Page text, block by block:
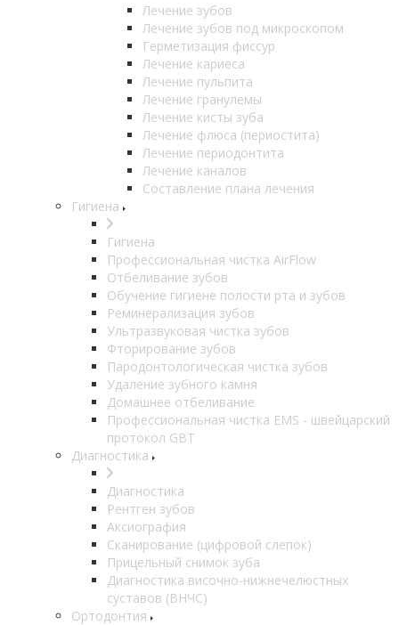
Лечение зубов
Лечение зубов под микроскопом
Герметизация фиссур
Лечение кариеса
Лечение пульпита
Лечение гранулемы
Лечение кисты зуба
Лечение флюса (периостита)
Лечение периодонтита
Лечение каналов
Составление плана лечения
Гигиена
Гигиена
Профессиональная чистка AirFlow
Отбеливание зубов
Обучение гигиене полости рта и зубов
Реминерализация зубов
Ультразвуковая чистка зубов
Фторирование зубов
Пародонтологическая чистка зубов
Удаление зубного камня
Домашнее отбеливание
Профессиональная чистка EMS - швейцарский
протокол GBT
Диагностика
Диагностика
Рентген зубов
Аксиография
Сканирование (цифровой слепок)
Прицельный снимок зуба
Диагностика височно-нижнечелюстных
суставов (ВНЧС)
Ортодонтия